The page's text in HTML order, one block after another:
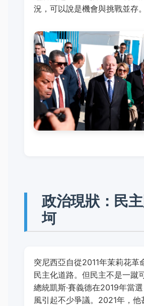
況，可以說是機會與挑戰並存。
政治現狀：民
坷
突尼西亞自從2011年茉莉花革
民主化道路。但民主不是一蹴
總統凱斯·賽義德在2019年當
風引起不少爭議。2021年，他